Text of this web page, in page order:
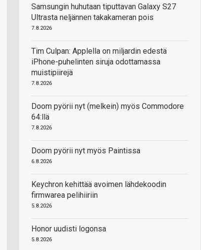
Samsungin huhutaan tiputtavan Galaxy S27
Ultrasta neljännen takakameran pois
7.8.2026
Tim Culpan: Applella on miljardin edestä
iPhone-puhelinten siruja odottamassa
muistipiirejä
7.8.2026
Doom pyörii nyt (melkein) myös Commodore
64:llä
7.8.2026
Doom pyörii nyt myös Paintissa
6.8.2026
Keychron kehittää avoimen lähdekoodin
firmwarea pelihiiriin
5.8.2026
Honor uudisti logonsa
5.8.2026